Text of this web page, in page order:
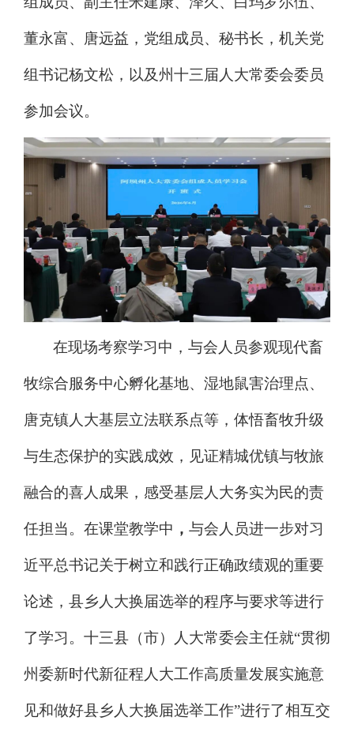
董永富、唐远益， 党组成员、秘书长，机关党
组书记杨文松， 以及州十三届人大常委会委员
参加会议。
在现场考察学习中 ，与会人员参观现代畜
牧综合服务中心孵化基地、湿地鼠害治理点、
唐克镇人大基层立法联系点等 ，体悟畜牧升级
与生态保护的实践成效 ， 见证精城优镇与牧旅
融合的喜人成果， 感受基层人大务实为民的责
任担当。在课堂教学中 ， 与会人员进一步对习
近平总书记关于树立和践行正确政绩观的重要
论述， 县乡人大换届选举的程序与要求等进行
了学习。十三县（市）人大常委会主任就“贯彻
州委新时代新征程人大工作高质量发展实施意
见和做好县乡人大换届选举工作”进行了相互交